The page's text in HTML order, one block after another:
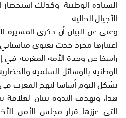
السيادة الوطنية، وكذلك
الأجيال الحالية.
وغني عن البيان أن ذكرى المسيرة
اعتبارها مجرد حدث تعبوي
راسخا عن وحدة الأمة المغربية
الوطنية بالوسائل السلمية
تشكل اليوم أساسا لنهج المغرب في
هذا، وتهدف الندوة تبيان العلاقة
التي عززها قرار مجلس الأمن